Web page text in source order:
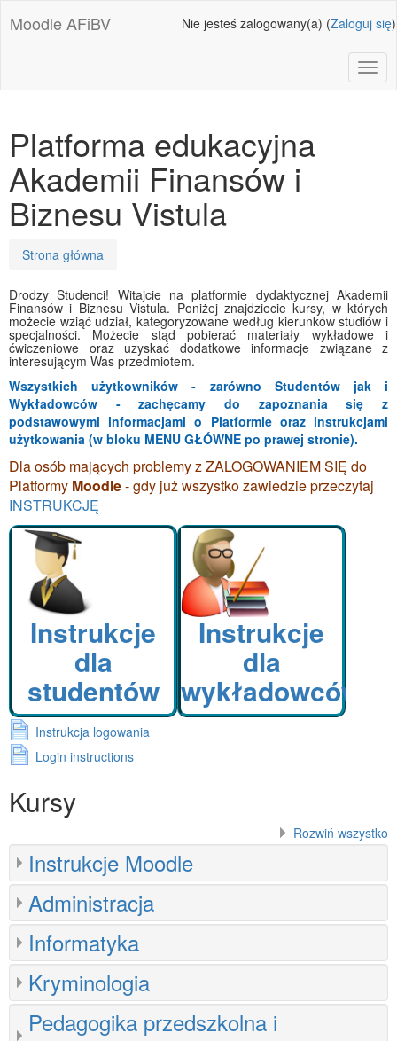
doMoodle AFiBV Nie jesteś zalogowany(a) (Zaloguj się)
Platforma edukacyjna
Akademii Finansów i
Biznesu Vistula
Ścieżka
Strona główna
Drodzy Studenci! Witajcie na platformie dydaktycznej Akademii
Finansów i Biznesu Vistula. Poniżej znajdziecie kursy, w których
możecie wziąć udział, kategoryzowane według kierunków studiów i
specjalności. Możecie stąd pobierać materiały wykładowe i
ćwiczeniowe oraz uzyskać dodatkowe informacje związane z
interesującym Was przedmiotem.
Wszystkich użytkowników - zarówno Studentów jak i
Wykładowców - zachęcamy do zapoznania się z
podstawowymi informacjami o Platformie oraz instrukcjami
użytkowania (w bloku MENU GŁÓWNE po prawej stronie).
Dla osób mających problemy z ZALOGOWANIEM SIĘ do
Platformy Moodle- gdy już wszystko zawiedzie przeczytaj
INSTRUKCJĘ
Instrukcje
dla
studentów
Instrukcje
dla
wykładowców
Instrukcja logowania
Login instructions
kursy
Kursy
Rozwiń wszystko
Instrukcje Moodle
Administracja
Informatyka
Kryminologia
Pedagogika przedszkolna i